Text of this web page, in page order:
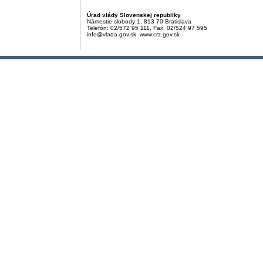
Úrad vlády Slovenskej republiky
Námestie slobody 1, 813 70 Bratislava
Telefón: 02/572 95 111, Fax: 02/524 97 595
info@vlada.gov.sk www.crz.gov.sk